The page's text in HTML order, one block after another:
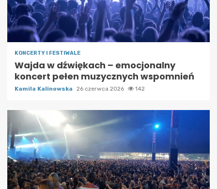
KONCERTY I FESTIWALE
Wajda w dźwiękach – emocjonalny
koncert pełen muzycznych wspomnień
Kamila Kalinowska 26 czerwca 2026 142